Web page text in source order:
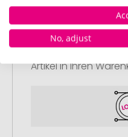
Wählen Sie Ihre
Werbeartikel aus
nach Ihren
Anschließend legen
Artikel in Ihren
No, adjust